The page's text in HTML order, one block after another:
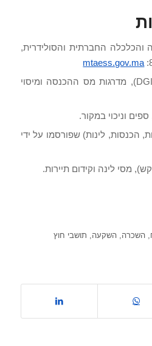
והכלכלה החברתית והסולידרית,
mtaess.gov.ma
רשות המסים הכללית (DGI), מדרגות מס ההכנסה ומיסוי
2025 (כניסות, הכנסות, לינות) שפורסמו על ידי
מסי לינה וקידום תיירות.
, השכרה, השקעה, תושבי חוץ